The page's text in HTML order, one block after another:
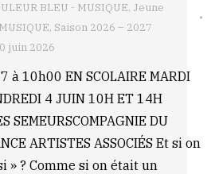
BLEU - MUSIQUE, Jeune
MUSIQUE, Saison 2026 – 2027
juin 2026
à 10h00 EN SCOLAIRE MARDI
4 JUIN 10H ET 14H
SEMEURSCOMPAGNIE DU
ARTISTES ASSOCIÉS Et si on
» ? Comme si on était un